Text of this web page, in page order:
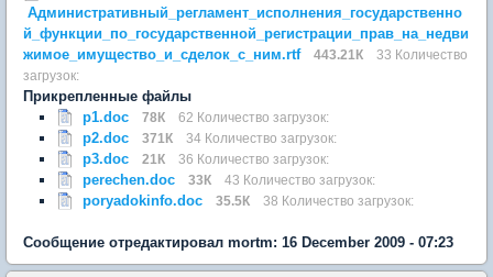
Административный_регламент_исполнения_государственно
й_функции_по_государственной_регистрации_прав_на_недви
жимое_имущество_и_сделок_с_ним.rtf
443.21К
33 Количество
загрузок:
Прикрепленные файлы
p1.doc
78К 62 Количество загрузок:
p2.doc 371К 34 Количество загрузок:
p3.doc 21К 36 Количество загрузок:
perechen.doc 33К 43 Количество загрузок:
poryadokinfo.doc 35.5К 38 Количество загрузок:
Сообщение отредактировал mortm: 16 December 2009 - 07:23